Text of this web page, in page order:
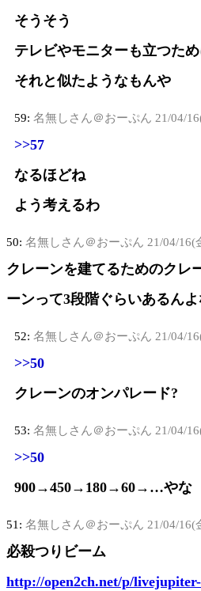
そうそう
テレビやモニターも立つた
それと似たようなもんや
59: 名無しさん＠おーぷん 21/04/
>>57
なるほどね
よう考えるわ
50: 名無しさん＠おーぷん 21/04/16(
クレーンを建てるためのクレ
ーンって3段階ぐらいあるん
52: 名無しさん＠おーぷん 21/04/
>>50
クレーンのオンパレード?
53: 名無しさん＠おーぷん 21/04/
>>50
900→450→180→60→…やな
51: 名無しさん＠おーぷん 21/04/16(
必殺つりビーム
http://open2ch.net/p/livejupiter-